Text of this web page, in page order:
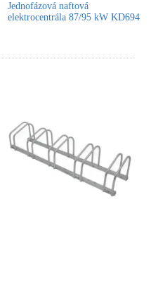
Jednofázová naftová
elektrocentrála 87/95 kW KD694